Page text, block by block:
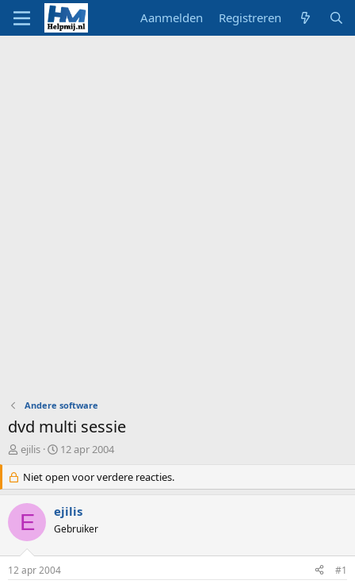
Aanmelden Registreren
Andere software
dvd multi sessie
O
d
e
r
w
e
s
ejilis
S
a
r
t
d
a
m
12 apr 2004
Niet open voor verdere reacties.
E ejilis
Gebruiker
12 apr 2004 #1